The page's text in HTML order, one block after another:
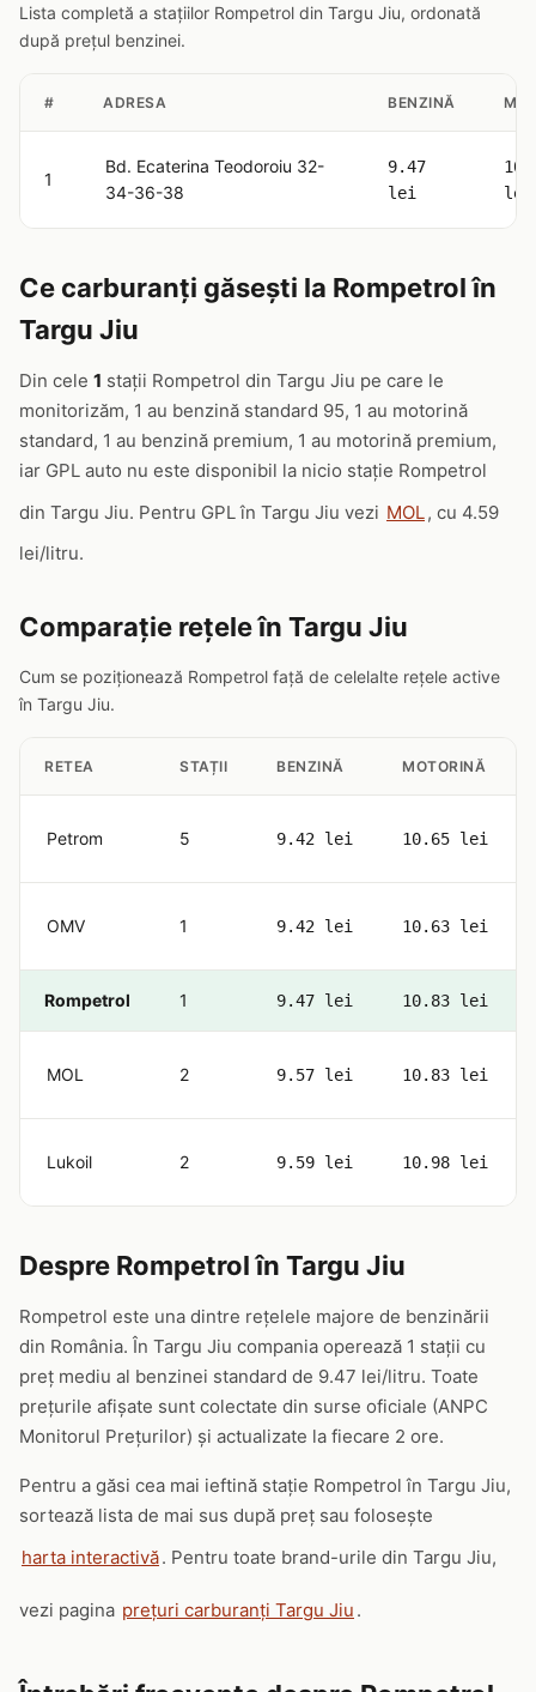
Lista completă a stațiilor Rompetrol din Targu Jiu, ordonată
după prețul benzinei.
# ADRESA BENZINĂ
1
Bd. Ecaterina Teodoroiu 32-
34-36-38
9.47
lei
lei
Ce carburanți găsești la Rompetrol în
Targu Jiu
Din cele 1 stații Rompetrol din Targu Jiu pe care le
monitorizăm, 1 au benzină standard 95, 1 au motorină
standard, 1 au benzină premium, 1 au motorină premium,
iar GPL auto nu este disponibil la nicio stație Rompetrol
din Targu Jiu. Pentru GPL în Targu Jiu vezi MOL, cu 4.59
lei/litru.
Comparație rețele în Targu Jiu
Cum se poziționează Rompetrol față de celelalte rețele active
în Targu Jiu.
RETEA STAȚII BENZINĂ MOTORINĂ
Petrom 5 9.42 lei 10.65 lei
OMV 1 9.42 lei 10.63 lei
Rompetrol 1 9.47 lei 10.83 lei
MOL 2 9.57 lei 10.83 lei
Lukoil 2 9.59 lei 10.98 lei
Despre Rompetrol în Targu Jiu
Rompetrol este una dintre rețelele majore de benzinării
din România. În Targu Jiu compania operează 1 stații cu
preț mediu al benzinei standard de 9.47 lei/litru. Toate
prețurile afișate sunt colectate din surse oficiale (ANPC
Monitorul Prețurilor) și actualizate la fiecare 2 ore.
Pentru a găsi cea mai ieftină stație Rompetrol în Targu Jiu,
sortează lista de mai sus după preț sau folosește
harta interactivă. Pentru toate brand-urile din Targu Jiu,
vezi pagina prețuri carburanți Targu Jiu .